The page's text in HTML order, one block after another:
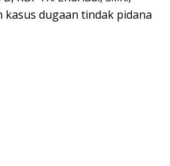
dugaan tindak pidana